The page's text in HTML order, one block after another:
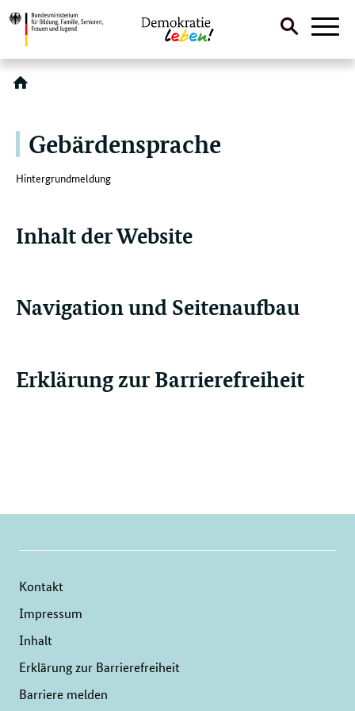
Direktlink:
Suche
Gebärdensprache
Hintergrundmeldung
Inhalt der Website
Navigation und Seitenaufbau
Erklärung zur Barrierefreiheit
Kontakt
Impressum
Inhalt
Erklärung zur Barrierefreiheit
Barriere melden